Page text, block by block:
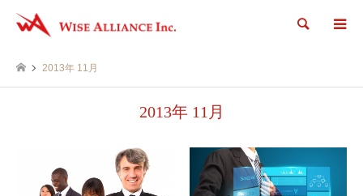
検索
2013年 11月
2013年 11月